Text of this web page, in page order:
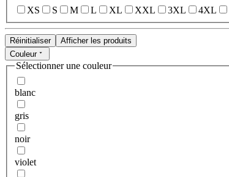
XS
S M L XL XXL 3XL 4XL
Réinitialiser
Afficher les produits
Couleur
Sélectionner une couleur
blanc
gris
noir
violet